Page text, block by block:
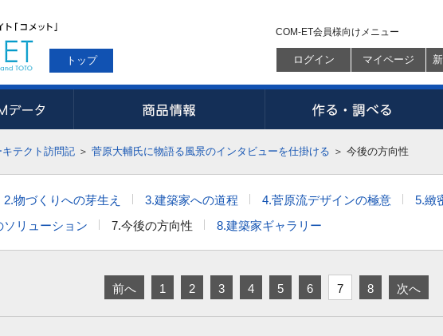
トップ
COM-ET会員様向けメニュー
ログイン マイページ
テクト訪問記 ＞ 菅原大輔氏に物語る風景のインタビューを仕掛ける ＞ 今後の方向性
2.物づくりへの芽生え 3.建築家への道程 4.菅原流デザインの極意
5.緻
リューション
7.今後の方向性 8.建築家ギャラリー
前へ 1 2 3 4 5 6 7 8 次へ